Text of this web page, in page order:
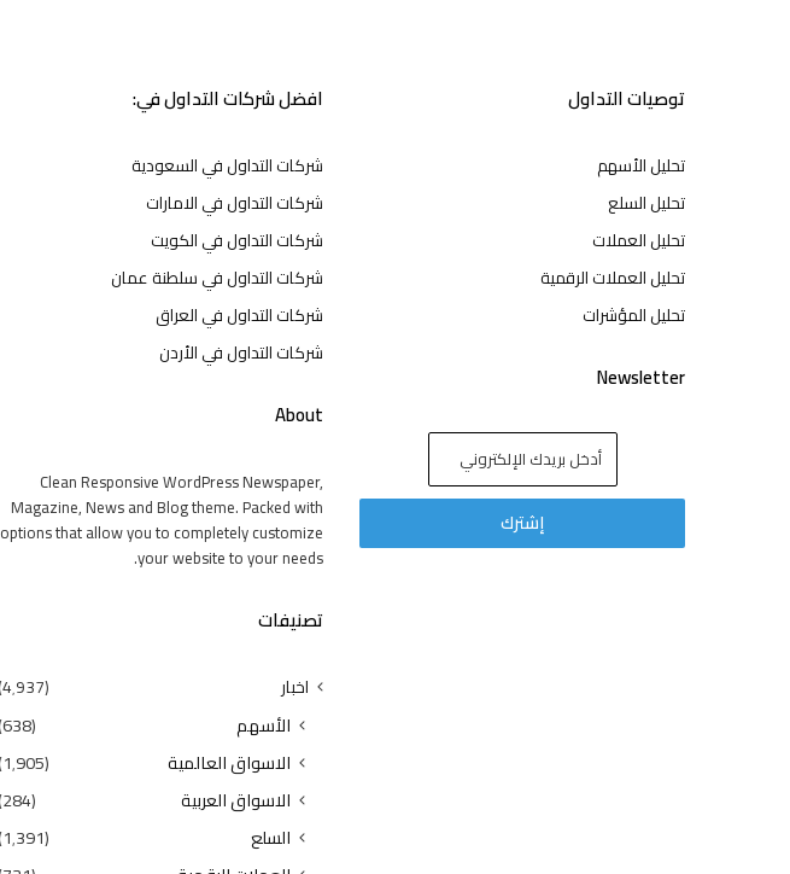
توصيات التداول
تحليل الأسهم
تحليل السلع
تحليل العملات
تحليل العملات الرقمية
تحليل المؤشرات
Newsletter
افضل شركات التداول في:
شركات التداول في السعودية
شركات التداول في الامارات
شركات التداول في الكويت
شركات التداول في سلطنة عمان
شركات التداول في العراق
شركات التداول في الأردن
About
Clean Responsive WordPress Newspaper,
Magazine, News and Blog theme. Packed with
options that allow you to completely customize
your website to your needs.
تصنيفات
اخبار (4٬937)
الأسهم
(638)
الاسواق العالمية
(1٬905)
الاسواق العربية
(284)
السلع
(1٬391)